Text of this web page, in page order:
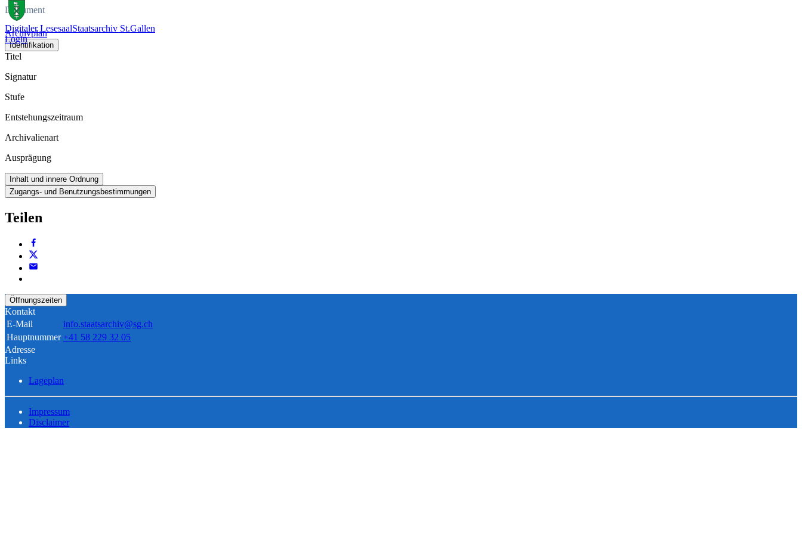
Digitaler LesesaalStaatsarchiv St.Gallen
Login
Dokument
Archivplan
Identifikation
Titel
Signatur
Stufe
Entstehungszeitraum
Archivalienart
Ausprägung
Inhalt und innere Ordnung
Zugangs- und Benutzungsbestimmungen
Teilen
Öffnungszeiten
Kontakt
E-Mail
info.staatsarchiv@sg.ch
Hauptnummer +41 58 229 32 05
Adresse
Links
Lageplan
Impressum
Disclaimer